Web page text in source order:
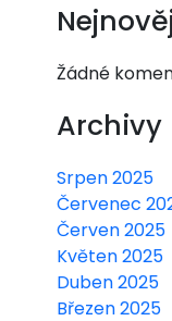
Žádné
Archivy
Srpen 2025
Červenec
Červen 2025
Květen 2025
Duben 2025
Březen 2025